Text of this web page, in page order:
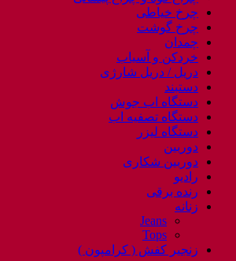
چرخ خیاطی
چرخ گوشت
چمدان
خردکن و آسیاب
دریل / دریل شارژی
دستبند
دستگاه اب جوش
دستگاه تصفیه اب
دستگاه لیزر
دوربین
دوربین شکاری
رادیو
رنده برقی
زنانه
Jeans
Tops
زنجیر کفش ( کرامپون )